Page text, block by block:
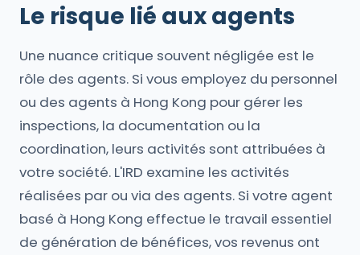
Le risque lié aux agents
Une nuance critique souvent négligée est le
rôle des agents. Si vous employez du personnel
ou des agents à Hong Kong pour gérer les
inspections, la documentation ou la
coordination, leurs activités sont attribuées à
votre société. L'IRD examine les activités
réalisées par ou via des agents. Si votre agent
basé à Hong Kong effectue le travail essentiel
de génération de bénéfices, vos revenus ont